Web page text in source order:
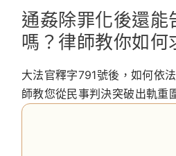
通姦除罪化後還能
嗎？律師教你如何
大法官釋字791號後，如何依
師教您從民事判決突破出軌重